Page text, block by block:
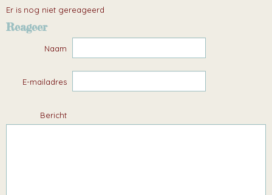
Er is nog niet gereageerd
Reageer
Naam
E-mailadres
Bericht